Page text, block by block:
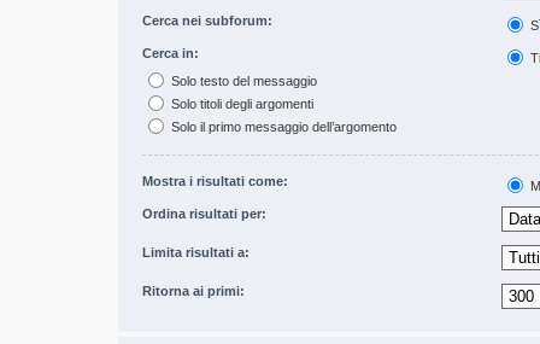
Cerca nei subforum:
Cerca in:
Solo testo del messaggio
Solo titoli degli argomenti
Solo il primo messaggio dell’argomento
Mostra i risultati come:
Ordina risultati per:
Limita risultati a:
Ritorna ai primi: